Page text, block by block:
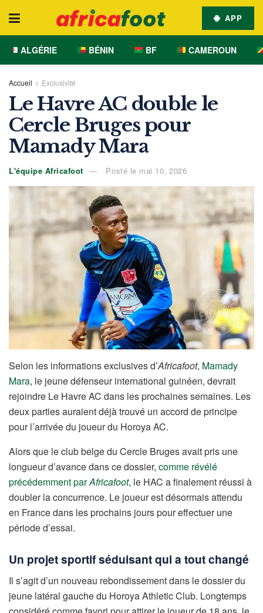
APP
ALGÉRIE BÉNIN BF CAMEROUN
Accueil Exclusivité
Le Havre AC double le
Cercle Bruges pour
Mamady Mara
L'équipe Africafoot Posté le mai 10, 2026
Selon les informations exclusives d’Africafoot, Mamady
Mara, le jeune défenseur international guinéen, devrait
rejoindre Le Havre AC dans les prochaines semaines. Les
deux parties auraient déjà trouvé un accord de principe
pour l’arrivée du joueur du Horoya AC.
Alors que le club belge du Cercle Bruges avait pris une
longueur d’avance dans ce dossier, comme révélé
précédemment parAfricafoot, le HAC a finalement réussi à
doubler la concurrence. Le joueur est désormais attendu
en France dans les prochains jours pour effectuer une
période d’essai.
Un projet sportif séduisant qui a tout changé
Il s’agit d’un nouveau rebondissement dans le dossier du
jeune latéral gauche du Horoya Athletic Club. Longtemps